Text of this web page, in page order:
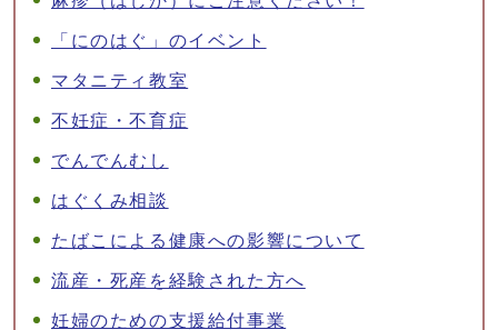
「にのはぐ」のイベント
マタニティ教室
不妊症・不育症
でんでんむし
はぐくみ相談
たばこによる健康への影響について
流産・死産を経験された方へ
妊婦のための支援給付事業